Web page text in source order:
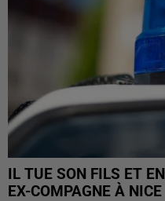
IL TUE SON FILS ET
EX-COMPAGNE À NICE